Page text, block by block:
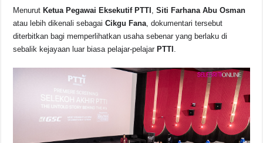
Menurut Ketua Pegawai Eksekutif PTTI ,Siti Farhana Abu Osman
atau lebih dikenali sebagaiCikgu Fana, dokumentari tersebut
diterbitkan bagi memperlihatkan usaha sebenar yang berlaku di
sebalik kejayaan luar biasa pelajar-pelajar PTTI .